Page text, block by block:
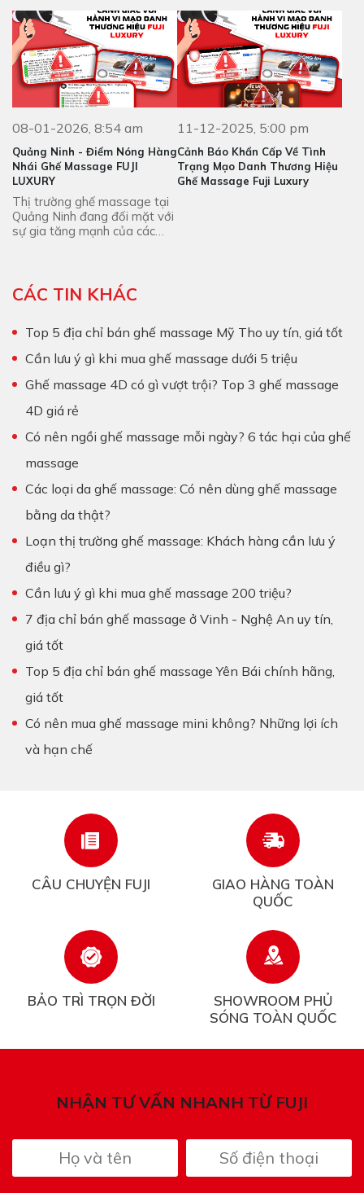
08-01-2026, 8:54 am
Quảng Ninh - Điểm Nóng Hàng
Nhái Ghế Massage FUJI
LUXURY
Thị trường ghế massage tại
Quảng Ninh đang đối mặt với
sự gia tăng mạnh của các
11-12-2025, 5:00 pm
Cảnh Báo Khẩn Cấp Về Tình
Trạng Mạo Danh Thương Hiệu
Ghế Massage Fuji Luxury
CÁC TIN KHÁC
Top 5 địa chỉ bán ghế massage Mỹ Tho uy tín, giá tốt
Cần lưu ý gì khi mua ghế massage dưới 5 triệu
Ghế massage 4D có gì vượt trội? Top 3 ghế massage
4D giá rẻ
Có nên ngồi ghế massage mỗi ngày? 6 tác hại của ghế
massage
Các loại da ghế massage: Có nên dùng ghế massage
bằng da thật?
Loạn thị trường ghế massage: Khách hàng cần lưu ý
điều gì?
Cần lưu ý gì khi mua ghế massage 200 triệu?
7 địa chỉ bán ghế massage ở Vinh - Nghệ An uy tín,
giá tốt
Top 5 địa chỉ bán ghế massage Yên Bái chính hãng,
giá tốt
Có nên mua ghế massage mini không? Những lợi ích
và hạn chế
CÂU CHUYỆN FUJI
GIAO HÀNG TOÀN
QUỐC
BẢO TRÌ TRỌN ĐỜI
SHOWROOM PHỦ
SÓNG TOÀN QUỐC
NHẬN TƯ VẤN NHANH TỪ FUJI